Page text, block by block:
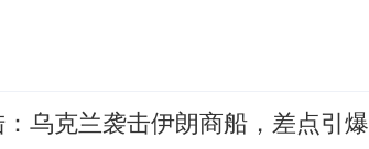
乌克兰袭击伊朗商船，差点引爆